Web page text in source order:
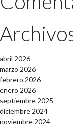
abril 2026
marzo 2026
febrero 2026
enero 2026
septiembre 2025
diciembre 2024
noviembre 2024